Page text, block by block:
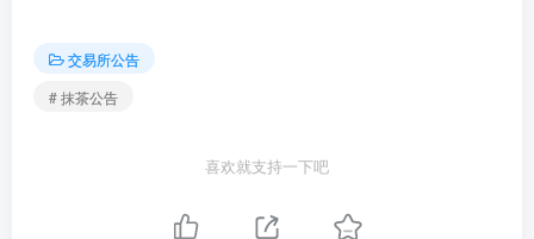
交易所公告
# 抹茶公告
喜欢就支持一下吧